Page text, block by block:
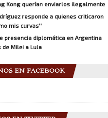
Kong querían enviarlos ilegalmente
responde a quienes criticaron
mis curvas''
presencia diplomática en Argentina
Milei a Lula
EN FACEBOOK